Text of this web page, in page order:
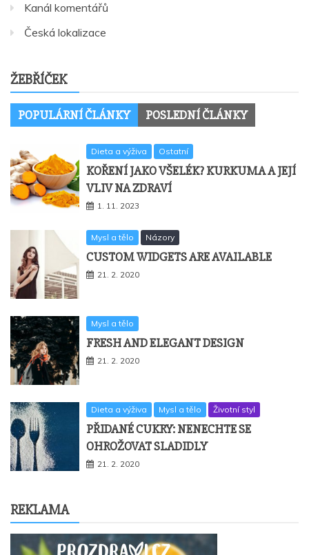
Kanál komentářů
Česká lokalizace
ŽEBŘÍČEK
POPULÁRNÍ ČLÁNKY POSLEDNÍ ČLÁNKY
Dieta a výživa Ostatní
KOŘENÍ JAKO VŠELÉK? KURKUMA A JEJÍ
VLIV NA ZDRAVÍ
1. 11. 2023
Mysl a tělo Názory
CUSTOM WIDGETS ARE AVAILABLE
21. 2. 2020
Mysl a tělo
FRESH AND ELEGANT DESIGN
21. 2. 2020
Dieta a výživa Mysl a tělo Životní styl
PŘIDANÉ CUKRY: NENECHTE SE
OHROŽOVAT SLADIDLY
21. 2. 2020
REKLAMA